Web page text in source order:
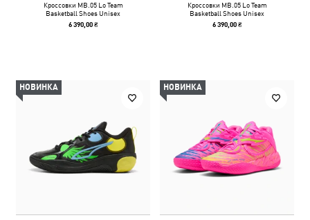
Кроссовки MB.05 Lo Team
Basketball Shoes Unisex
6 390,00 ₴
Кроссовки MB.05 Lo Team
Basketball Shoes Unisex
6 390,00 ₴
НОВИНКА НОВИНКА